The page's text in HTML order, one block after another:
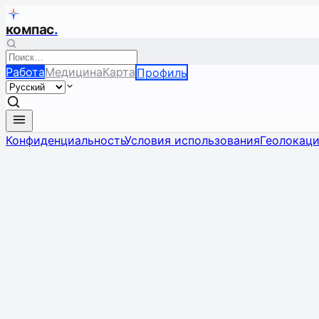
компас.
РаботаМедицинаКарта Профиль
КонфиденциальностьУсловия использования